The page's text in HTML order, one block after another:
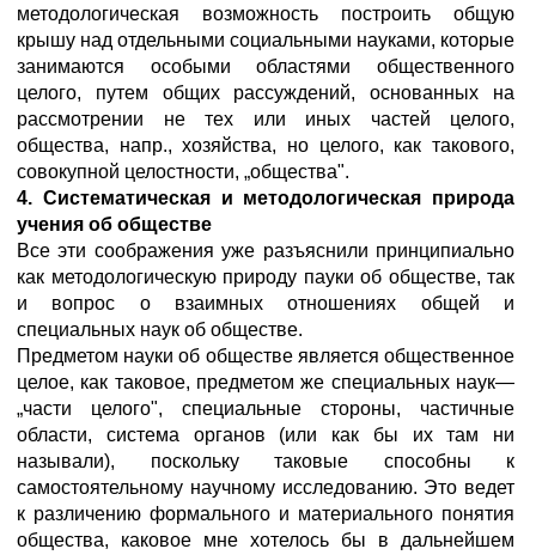
методологическая возможность построить общую
крышу над отдельными социальными науками, которые
занимаются особыми областями общественного
целого, путем общих рассуждений, основанных на
рассмотрении не тех или иных частей целого,
общества, напр., хозяйства, но целого, как такового,
совокупной целостности, „общества".
4. Систематическая и методологическая природа
учения об обществе
Все эти соображения уже разъяснили принципиально
как методологическую природу пауки об обществе, так
и вопрос о взаимных отношениях общей и
специальных наук об обществе.
Предметом науки об обществе является общественное
целое, как таковое, предметом же специальных наук—
„части целого", специальные стороны, частичные
области, система органов (или как бы их там ни
называли), поскольку таковые способны к
самостоятельному научному исследованию. Это ведет
к различению формального и материального понятия
общества, каковое мне хотелось бы в дальнейшем